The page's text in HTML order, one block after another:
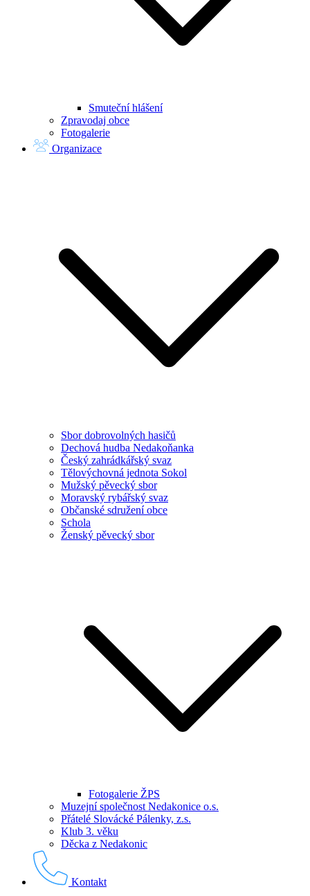
Smuteční hlášení
Zpravodaj obce
Fotogalerie
Organizace
Sbor dobrovolných hasičů
Dechová hudba Nedakoňanka
Český zahrádkářský svaz
Tělovýchovná jednota Sokol
Mužský pěvecký sbor
Moravský rybářský svaz
Občanské sdružení obce
Schola
Ženský pěvecký sbor
Fotogalerie ŽPS
Muzejní společnost Nedakonice o.s.
Přátelé Slovácké Pálenky, z.s.
Klub 3. věku
Děcka z Nedakonic
Kontakt